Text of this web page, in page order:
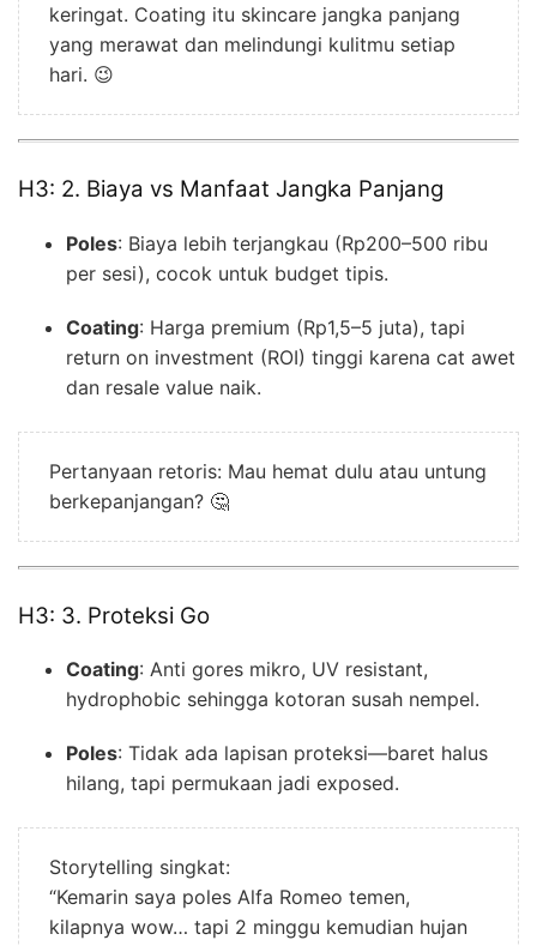
keringat. Coating itu skincare jangka panjang
yang merawat dan melindungi kulitmu setiap
hari. 😉
H3: 2. Biaya vs Manfaat Jangka Panjang
Poles: Biaya lebih terjangkau (Rp200–500 ribu
per sesi), cocok untuk budget tipis.
Coating: Harga premium (Rp1,5–5 juta), tapi
return on investment (ROI) tinggi karena cat awet
dan resale value naik.
Pertanyaan retoris: Mau hemat dulu atau untung
berkepanjangan? 🤔
H3: 3. Proteksi Go
Coating: Anti gores mikro, UV resistant,
hydrophobic sehingga kotoran susah nempel.
Poles: Tidak ada lapisan proteksi—baret halus
hilang, tapi permukaan jadi exposed.
Storytelling singkat:
“Kemarin saya poles Alfa Romeo temen,
kilapnya wow… tapi 2 minggu kemudian hujan